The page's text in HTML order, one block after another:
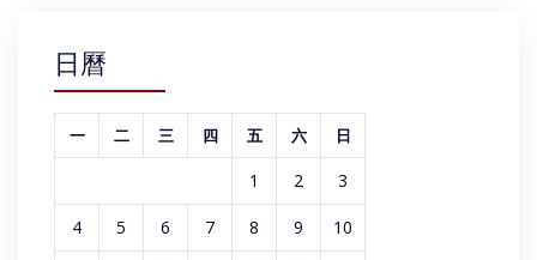
日曆
一 二 三 四 五 六 日
1 2 3
4 5 6 7 8 9 10